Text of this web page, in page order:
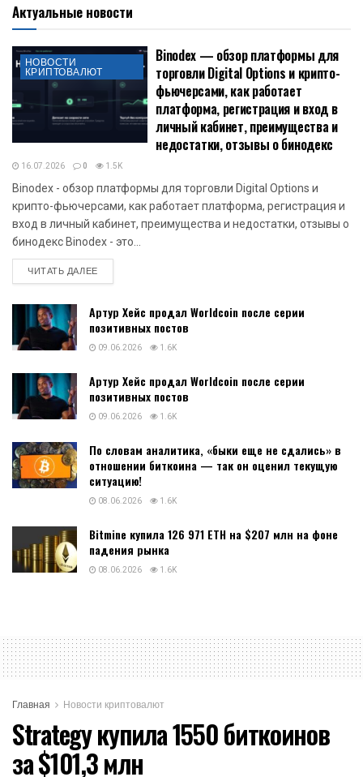
Актуальные новости
НОВОСТИ
КРИПТОВАЛЮТ
Binodex — обзор платформы для
торговли Digital Options и крипто-
фьючерсами, как работает
платформа, регистрация и вход в
личный кабинет, преимущества и
недостатки, отзывы о бинодекс
16.07.2026 0 1.5K
Binodex - обзор платформы для торговли Digital Options и
крипто-фьючерсами, как работает платформа, регистрация и
вход в личный кабинет, преимущества и недостатки, отзывы о
бинодекс Binodex - это...
ЧИТАТЬ ДАЛЕЕDETAILS
Артур Хейс продал Worldcoin после серии
позитивных постов
09.06.2026 1.6K
Артур Хейс продал Worldcoin после серии
позитивных постов
09.06.2026 1.6K
По словам аналитика, «быки еще не сдались» в
отношении биткоина — так он оценил текущую
ситуацию!
08.06.2026 1.6K
Bitmine купила 126 971 ETH на $207 млн на фоне
падения рынка
08.06.2026 1.6K
Главная Новости криптовалют
Strategy купила 1550 биткоинов
за $101,3 млн